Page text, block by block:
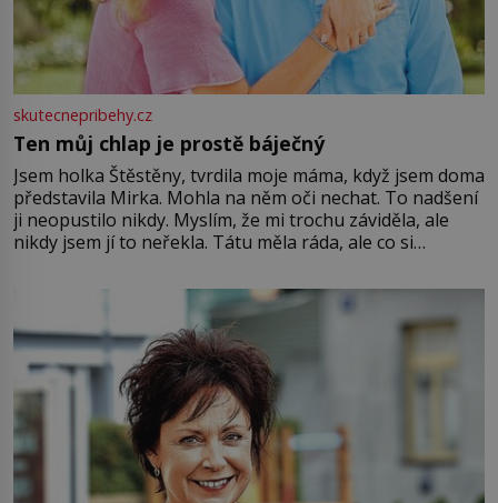
skutecnepribehy.cz
Ten můj chlap je prostě báječný
Jsem holka Štěstěny, tvrdila moje máma, když jsem doma
představila Mirka. Mohla na něm oči nechat. To nadšení
ji neopustilo nikdy. Myslím, že mi trochu záviděla, ale
nikdy jsem jí to neřekla. Tátu měla ráda, ale co si
Jsme spolu moc rádi Tehdy byla jiná doba, když